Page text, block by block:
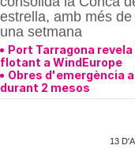
estrella, amb més
una setmana
Port Tarragona
flotant a WindEurope
Obres d'emergència
durant 2 mesos
13